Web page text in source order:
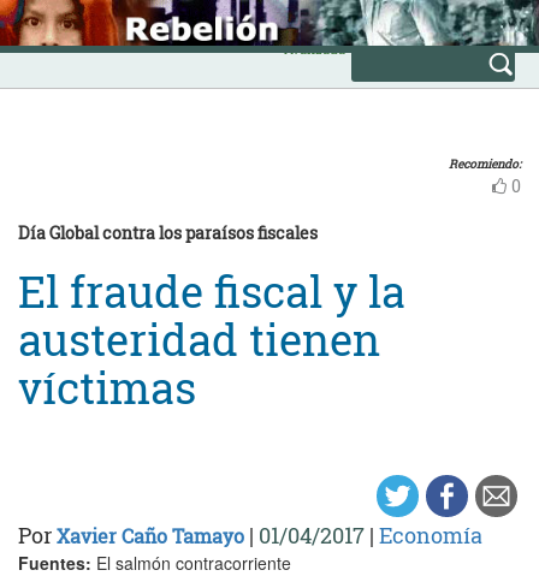
Skip
to
content
INICIO
Avanzada
Recomiendo:
0
Día Global contra los paraísos fiscales
El fraude fiscal y la
austeridad tienen
víctimas
PorXavier Caño Tamayo | 01/04/2017 | Economía
Fuentes: El salmón contracorriente